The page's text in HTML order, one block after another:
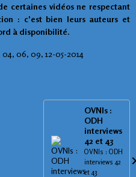
certaines vidéos ne respectant
: c'est bien leurs auteurs et
à disponibilité.
06, 09, 12-05-2014
OVNIs :
ODH
interviews
42 et 43
OVNIs : ODH
interviews 42
et 43